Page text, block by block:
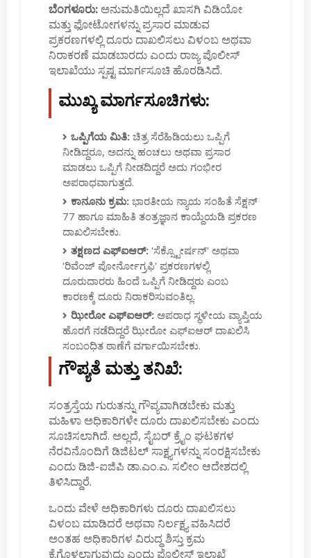
ಬೆಂಗಳೂರು: ಅನುಮತಿಯಿಲ್ಲದೆ ಖಾಸಗಿ ವಿಡಿಯೋ
ಮತ್ತು ಫೋಟೋಗಳನ್ನು ಪ್ರಸಾರ ಮಾಡುವ
ಪ್ರಕರಣಗಳಲ್ಲಿ ದೂರು ದಾಖಲಿಸಲು ವಿಳಂಬ ಅಥವಾ
ನಿರಾಕರಣೆ ಮಾಡಬಾರದು ಎಂದು ರಾಜ್ಯ ಪೊಲೀಸ್
ಇಲಾಖೆಯು ಸ್ಪಷ್ಟ ಮಾರ್ಗಸೂಚಿ ಹೊರಡಿಸಿದೆ.
ಮುಖ್ಯ ಮಾರ್ಗಸೂಚಿಗಳು:
ಒಪ್ಪಿಗೆಯ ಮಿತಿ: ಚಿತ್ರ ಸೆರೆಹಿಡಿಯಲು ಒಪ್ಪಿಗೆ
ನೀಡಿದ್ದರೂ, ಅದನ್ನು ಹಂಚಲು ಅಥವಾ ಪ್ರಸಾರ
ಮಾಡಲು ಒಪ್ಪಿಗೆ ನೀಡದಿದ್ದರೆ ಅದು ಗಂಭೀರ
ಅಪರಾಧವಾಗುತ್ತದೆ.
ಕಾನೂನು ಕ್ರಮ: ಭಾರತೀಯ ನ್ಯಾಯ ಸಂಹಿತೆ ಸೆಕ್ಷನ್
77 ಹಾಗೂ ಮಾಹಿತಿ ತಂತ್ರಜ್ಞಾನ ಕಾಯ್ದೆಯಡಿ ಪ್ರಕರಣ
ದಾಖಲಿಸಬೇಕು.
ತಕ್ಷಣದ ಎಫ್‌ಐಆರ್: 'ಸೆಕ್ಸ್ಟೋರ್ಷನ್' ಅಥವಾ
'ರಿವೆಂಜ್ ಪೋರ್ನೋಗ್ರಫಿ' ಪ್ರಕರಣಗಳಲ್ಲಿ
ದೂರುದಾರರು ಹಿಂದೆ ಒಪ್ಪಿಗೆ ನೀಡಿದ್ದರು ಎಂಬ
ಕಾರಣಕ್ಕೆ ದೂರು ನಿರಾಕರಿಸುವಂತಿಲ್ಲ.
ಝೀರೋ ಎಫ್‌ಐಆರ್: ಅಪರಾಧ ಸ್ಥಳೀಯ ವ್ಯಾಪ್ತಿಯ
ಹೊರಗೆ ನಡೆದಿದ್ದರೆ ಝೀರೋ ಎಫ್‌ಐಆರ್ ದಾಖಲಿಸಿ
ಸಂಬಂಧಿತ ಠಾಣೆಗೆ ವರ್ಗಾಯಿಸಬೇಕು.
ಗೌಪ್ಯತೆ ಮತ್ತು ತನಿಖೆ:
ಸಂತ್ರಸ್ತೆಯ ಗುರುತನ್ನು ಗೌಪ್ಯವಾಗಿಡಬೇಕು ಮತ್ತು
ಮಹಿಳಾ ಅಧಿಕಾರಿಗಳೇ ದೂರು ದಾಖಲಿಸಬೇಕು ಎಂದು
ಸೂಚಿಸಲಾಗಿದೆ. ಅಲ್ಲದೆ, ಸೈಬರ್ ಕ್ರೈಂ ಘಟಕಗಳ
ನೆರವಿನೊಂದಿಗೆ ಡಿಜಿಟಲ್ ಸಾಕ್ಷ್ಯಗಳನ್ನು ಸಂರಕ್ಷಿಸಬೇಕು
ಎಂದು ಡಿಜಿ-ಐಜಿಪಿ ಡಾ.ಎಂ.ಎ. ಸಲೀಂ ಆದೇಶದಲ್ಲಿ
ತಿಳಿಸಿದ್ದಾರೆ.
ಒಂದು ವೇಳೆ ಅಧಿಕಾರಿಗಳು ದೂರು ದಾಖಲಿಸಲು
ವಿಳಂಬ ಮಾಡಿದರೆ ಅಥವಾ ನಿರ್ಲಕ್ಷ್ಯ ವಹಿಸಿದರೆ
ಅಂತಹ ಅಧಿಕಾರಿಗಳ ವಿರುದ್ಧ ಶಿಸ್ತು ಕ್ರಮ
ಕೈಗೊಳ್ಳಲಾಗುವುದು ಎಂದು ಪೊಲೀಸ್ ಇಲಾಖೆ